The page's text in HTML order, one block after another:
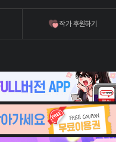
작가 후원하기